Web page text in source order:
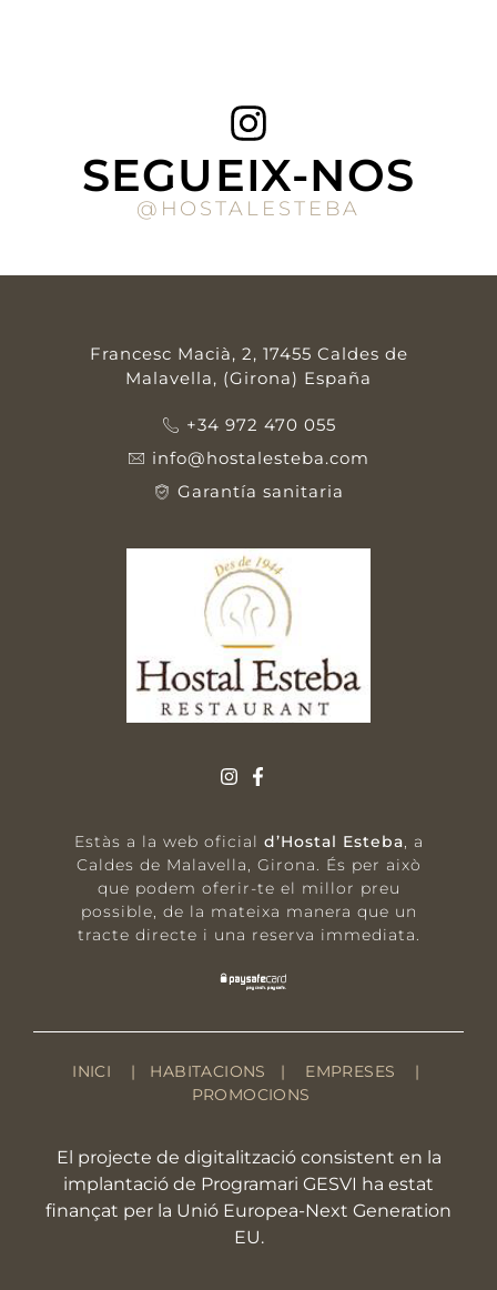
SEGUEIX-NOS
@HOSTALESTEBA
Francesc Macià, 2, 17455 Caldes de
Malavella, (Girona) España
+34 972 470 055
info@hostalesteba.com
Garantía sanitaria
Estàs a la web oficial d’Hostal Esteba, a
Caldes de Malavella, Girona. És per això
que podem oferir-te el millor preu
possible, de la mateixa manera que un
tracte directe i una reserva immediata.
INICI | HABITACIONS | EMPRESES
|
PROMOCIONS
El projecte de digitalització consistent en la
implantació de Programari GESVI ha estat
finançat per la Unió Europea-Next Generation
EU.